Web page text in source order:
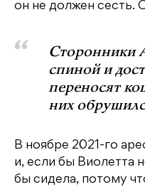
он не должен сесть.
Сторонники
спиной и
переносят
них
В ноябре 2021-го
и, если бы Виолетта
бы сидела, потому